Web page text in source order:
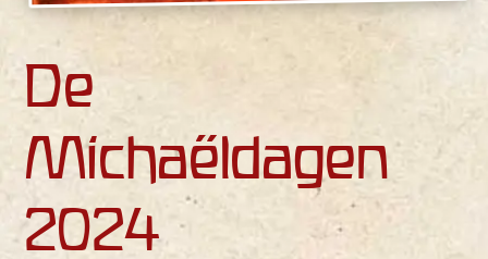
De
Michaëldagen
2024